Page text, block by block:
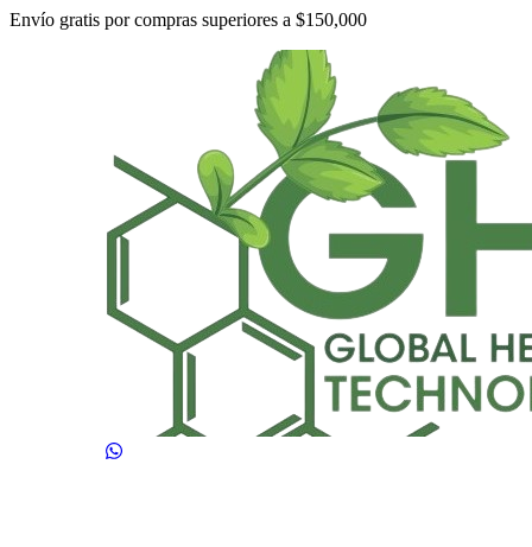
Envío gratis por compras superiores a $150,000